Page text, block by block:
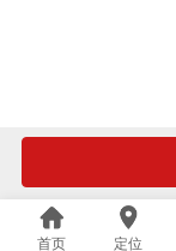
首页 定位